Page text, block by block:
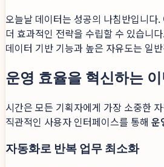
오늘날 데이터는 성공의 나침반입니
더 효과적인 전략을 수립할 수 있습니
데이터 기반 기능과 높은 자유도는 일
운영 효율을 혁신하는
시간은 모든 기획자에게 가장 소중한
직관적인 사용자 인터페이스를 통해 운
자동화로 반복 업무 최소화